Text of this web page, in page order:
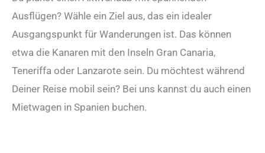
Ausflügen? Wähle ein Ziel aus, das ein idealer
Ausgangspunkt für Wanderungen ist. Das können
etwa die Kanaren mit den Inseln Gran Canaria,
Teneriffa oder Lanzarote sein. Du möchtest während
Deiner Reise mobil sein? Bei uns kannst du auch einen
Mietwagen in Spanien buchen.